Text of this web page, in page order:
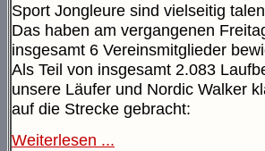
Sport Jongleure sind vielseitig
Das haben am vergangenen
insgesamt 6 Vereinsmitglieder
Als Teil von insgesamt 2.083
unsere Läufer und Nordic Walker
auf die Strecke gebracht:
Weiterlesen ...